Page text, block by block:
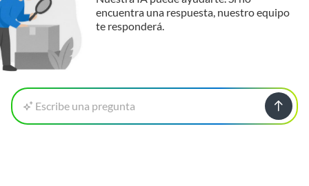
encuentra una respuesta, nuestro equipo
te responderá.
Escribe una pregunta